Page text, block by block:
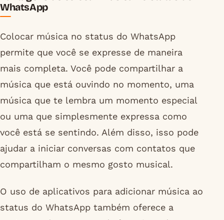
WhatsApp
Colocar música no status do WhatsApp
permite que você se expresse de maneira
mais completa. Você pode compartilhar a
música que está ouvindo no momento, uma
música que te lembra um momento especial
ou uma que simplesmente expressa como
você está se sentindo. Além disso, isso pode
ajudar a iniciar conversas com contatos que
compartilham o mesmo gosto musical.
O uso de aplicativos para adicionar música ao
status do WhatsApp também oferece a